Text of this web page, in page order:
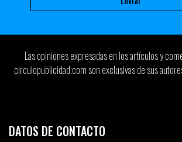
Las opiniones expresadas en los artículos y
circulopublicidad.com son exclusivas de sus
DATOS DE CONTACTO